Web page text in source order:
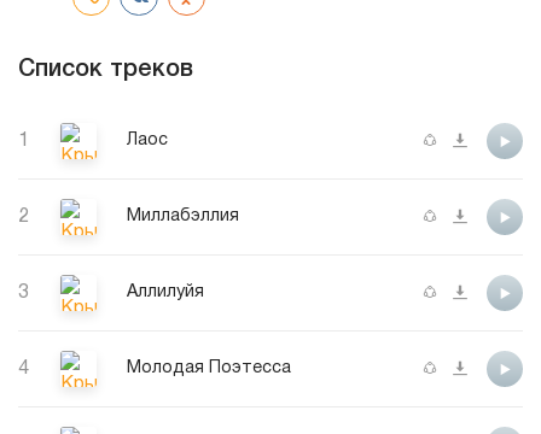
Список треков
1 Лаос
2 Миллабэллия
3 Аллилуйя
4 Молодая Поэтесса